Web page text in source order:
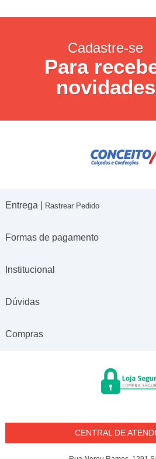
Cadastre-se
Para
novidades
Entrega | Rastrear Pedido
Formas de pagamento
Institucional
Dúvidas
Compras
CENTRAL DE